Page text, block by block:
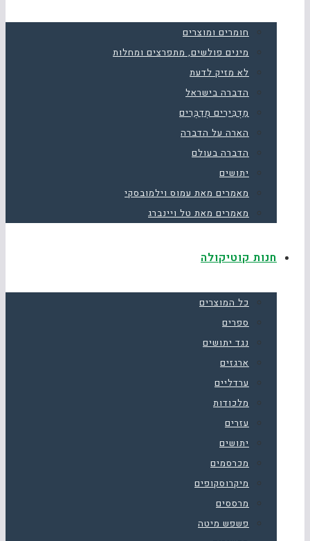
חומרים ומוצרים
מינים פולשים, מתפרצים ומחלות
לא מזיק לדעת
הדברה בישראל
מַדְבִּירִים מְדַבְּרִים
הארה על הדברה
הדברה בעולם
יתושים
מאמרים מאת עמוס וילמובסקי
מאמרים מאת טל ויינברג
חנות קוטיקולה
כל המוצרים
ספרים
נגד יתושים
ארגזים
ערדליים
מלכודות
עזרים
יתושים
מכרסמים
מיקרוסקופים
מרססים
פשפש מיטה